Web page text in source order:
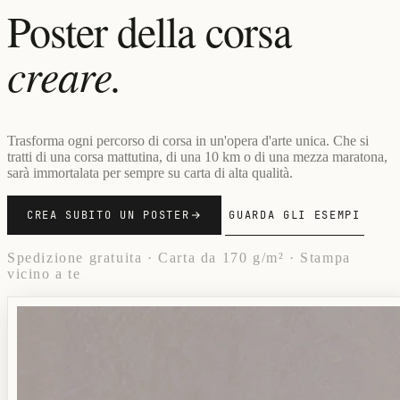
Poster della corsa
creare.
Trasforma ogni percorso di corsa in un'opera d'arte unica. Che si
tratti di una corsa mattutina, di una 10 km o di una mezza maratona,
sarà immortalata per sempre su carta di alta qualità.
CREA SUBITO UN POSTER GUARDA GLI ESEMPI
Spedizione gratuita · Carta da 170 g/m² · Stampa
vicino a te